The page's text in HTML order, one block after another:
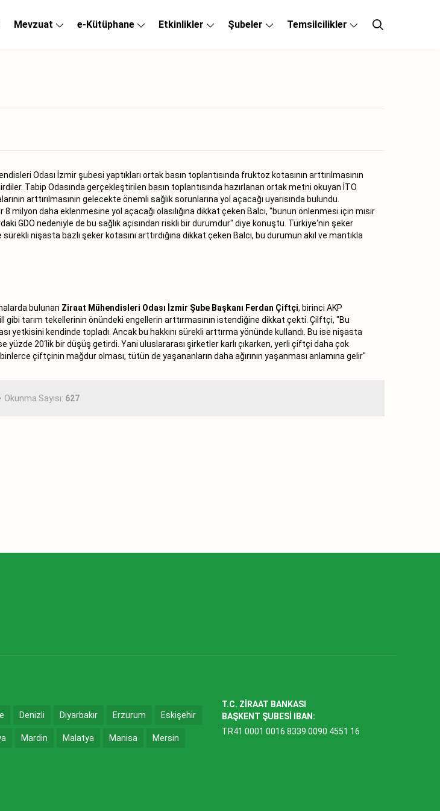
Mevzuat e-Kütüphane Etkinlikler Şubeler Temsilcilikler
Odası İzmir şubesi yaptıkları ortak basın toplantısında fruktoz kotasının arttırılmasının
Tabip Odasında gerçekleştirilen basın toplantısında hazırlanan ortak metni okuyan İTO
arttırılmasının gelecekte önemli sağlık sorunlarına yol açacağı uyarısında bulundu.
milyon daha eklenmesine yol açacağı olasılığına dikkat çeken Balcı, "bunun önlenmesi için mısır
GDO nedeniyle de bu sağlık açısından riskli bir durumdur" diye konuştu. Türkiye‘nin şeker
nişasta bazlı şeker kotasını arttırdığına dikkat çeken Balcı, bu durumun akıl ve mantıkla
bulunan Ziraat Mühendisleri Odası İzmir Şube Başkanı Ferdan Çiftçi, birinci AKP
gibi tarım tekellerinin önündeki engellerin arttırmasının istendiğine dikkat çekti. Çilftçi, "Bu
yetkisini kendinde topladı. Ancak bu hakkını sürekli arttırma yönünde kullandı. Bu ise nişasta
yüzde 20‘lik bir düşüş getirdi. Yani uluslararası şirketler karlı çıkarken, yerli çiftçi daha çok
çiftçinin mağdur olması, tütün de yaşananların daha ağırının yaşanması anlamına gelir"
Okunma Sayısı: 627
Denizli Diyarbakır Erzurum Eskişehir
Mardin Malatya Manisa Mersin
T.C. ZİRAAT BANKASI
BAŞKENT ŞUBESİ IBAN:
TR41 0001 0016 8339 0090 4551 16